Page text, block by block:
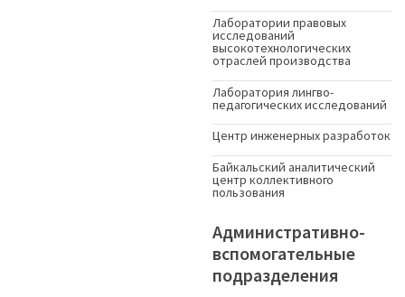
Лаборатории правовых
исследований
высокотехнологических
отраслей производства
Лаборатория лингво-
педагогических исследований
Центр инженерных разработок
Байкальский аналитический
центр коллективного
пользования
Административно-
вспомогательные
подразделения